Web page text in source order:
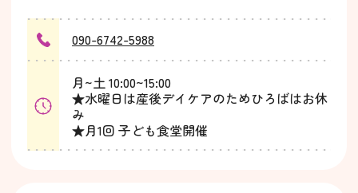
090-6742-5988
月~土 10:00~15:00
★水曜日は産後デイケアのためひろばはお休
み
★月1回 子ども食堂開催